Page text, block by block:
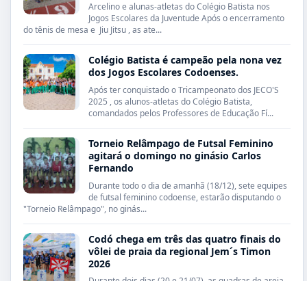
Arcelino e alunas-atletas do Colégio Batista nos
Jogos Escolares da Juventude Após o encerramento
do tênis de mesa e Jiu Jitsu , as ate...
Colégio Batista é campeão pela nona vez
dos Jogos Escolares Codoenses.
Após ter conquistado o Tricampeonato dos JECO'S
2025 , os alunos-atletas do Colégio Batista,
comandados pelos Professores de Educação Fí...
Torneio Relâmpago de Futsal Feminino
agitará o domingo no ginásio Carlos
Fernando
Durante todo o dia de amanhã (18/12), sete equipes
de futsal feminino codoense, estarão disputando o
"Torneio Relâmpago", no ginás...
Codó chega em três das quatro finais do
vôlei de praia da regional Jem´s Timon
2026